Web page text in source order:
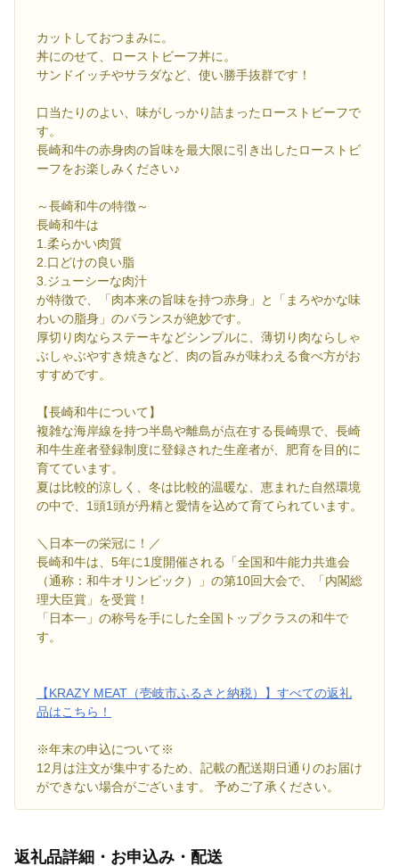
カットしておつまみに。
丼にのせて、ローストビーフ丼に。
サンドイッチやサラダなど、使い勝手抜群です！
口当たりのよい、味がしっかり詰まったローストビーフで
す。
長崎和牛の赤身肉の旨味を最大限に引き出したローストビ
ーフをお楽しみください♪
～長崎和牛の特徴～
長崎和牛は
1.柔らかい肉質
2.口どけの良い脂
3.ジューシーな肉汁
が特徴で、「肉本来の旨味を持つ赤身」と「まろやかな味
わいの脂身」のバランスが絶妙です。
厚切り肉ならステーキなどシンプルに、薄切り肉ならしゃ
ぶしゃぶやすき焼きなど、肉の旨みが味わえる食べ方がお
すすめです。
【長崎和牛について】
複雑な海岸線を持つ半島や離島が点在する長崎県で、長崎
和牛生産者登録制度に登録された生産者が、肥育を目的に
育てています。
夏は比較的涼しく、冬は比較的温暖な、恵まれた自然環境
の中で、1頭1頭が丹精と愛情を込めて育てられています。
＼日本一の栄冠に！／
長崎和牛は、5年に1度開催される「全国和牛能力共進会
（通称：和牛オリンピック）」の第10回大会で、「内閣総
理大臣賞」を受賞！
「日本一」の称号を手にした全国トップクラスの和牛で
す。
【KRAZY MEAT（壱岐市ふるさと納税）】すべての返礼
品はこちら！
※年末の申込について※
12月は注文が集中するため、記載の配送期日通りのお届け
ができない場合がございます。 予めご了承ください。
返礼品詳細・お申込み・配送